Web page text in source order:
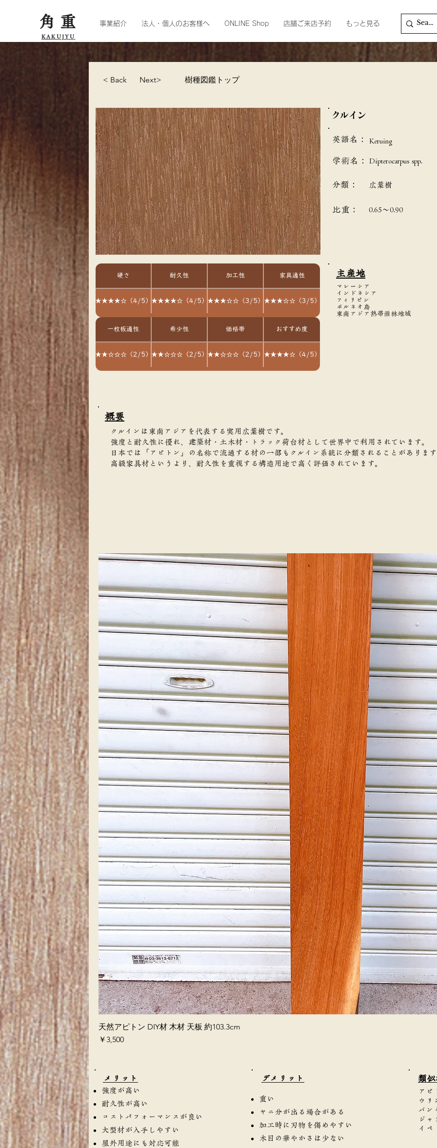
角重
KAKUJYU
事業紹介 法人・個人のお客様へ ONLINE Shop 店舗ご来店予約 もっと見る
< Back Next> 樹種図鑑トップ
クルイン
英語名： Keruing
学術名： Dipterocarpus spp.
分類： 広葉樹
​比重： 0.65～0.90
硬さ 耐久性 加工性 家具適性
★★★★☆（4/5） ★★★★☆（4/5） ★★★☆☆（3/5） ★★★☆☆（3/5）
一枚板適性 希少性 価格帯 おすすめ度
★★☆☆☆（2/5） ★★☆☆☆（2/5） ★★☆☆☆（2/5） ★★★★☆（4/5）
主産地
マレーシア
インドネシア
フィリピン
ボルネオ島
東南アジア熱帯雨林地域
​概要
クルインは東南アジアを代表する実用広葉樹です。
強度と耐久性に優れ、建築材・土木材・トラック荷台材として世界中で利用されています。
日本では「アピトン」の名称で流通する材の一部もクルイン系統に分類されることがありま
高級家具材というより、耐久性を重視する構造用途で高く評価されています。
天然アピトン DIY材 木材 天板 約103.3cm
価格
￥3,500
​メリット
強度が高い
耐久性が高い
コストパフォーマンスが良い
大型材が入手しやすい
屋外用途にも対応可能
​デメリット
重い
ヤニ分が出る場合がある
加工時に刃物を傷めやすい
木目の華やかさは少ない
類
アピ
ウリ
バン
ジャ
イペ